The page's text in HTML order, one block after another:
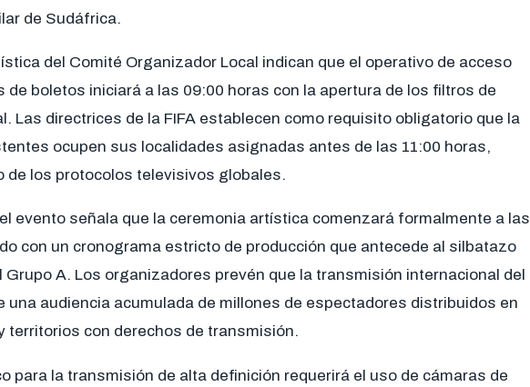
de Sudáfrica.
del Comité Organizador Local indican que el operativo de acceso
de boletos iniciará a las 09:00 horas con la apertura de los filtros de
Las directrices de la FIFA establecen como requisito obligatorio que la
ocupen sus localidades asignadas antes de las 11:00 horas,
de los protocolos televisivos globales.
evento señala que la ceremonia artística comenzará formalmente a las
con un cronograma estricto de producción que antecede al silbatazo
Grupo A. Los organizadores prevén que la transmisión internacional del
una audiencia acumulada de millones de espectadores distribuidos en
territorios con derechos de transmisión.
para la transmisión de alta definición requerirá el uso de cámaras de